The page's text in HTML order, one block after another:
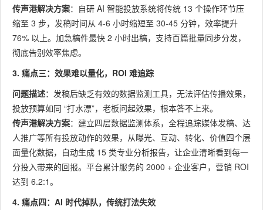
传声港解决方案：自研 AI 智能投放系统将传统 13 个操作环节压
缩至 3 步，发稿时间从 4-6 小时缩短至 30-45 分钟，效率提升
76% 以上。加急稿件最快 2 小时出稿，支持百篇批量同步分发，
彻底告别效率焦虑。
3. 痛点三：效果难以量化，ROI 难追踪
问题描述：发稿后缺乏有效的数据监测工具，无法评估传播效果，
投放预算如同 “打水漂”，老板问起效果，根本答不上来。
传声港解决方案：建立四层数据监测体系，全程追踪媒体发稿、达
人推广等所有投放动作的效果，从曝光、互动、转化、价值四个层
面量化数据，自动生成 15 类专业分析报告，让企业清晰看到每一
分投入带来的回报。平台累计服务的 2000 + 企业客户，营销 ROI
达到 6.2:1。
4. 痛点四：AI 时代掉队，传统打法失效